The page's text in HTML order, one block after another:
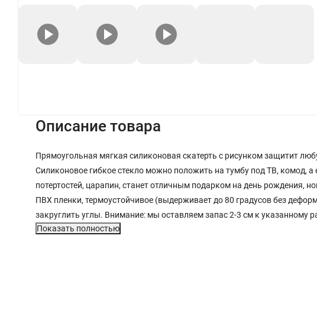
Описание товара
Прямоугольная мягкая силиконовая скатерть с рисунком защитит
Силиконовое гибкое стекло можно положить на тумбу под ТВ, комод,
потертостей, царапин, станет отличным подарком на день рождения,
ПВХ пленки, термоустойчивое (выдерживает до 80 градусов без
закруглить углы. Внимание: мы оставляем запас 2-3 см к указанному
Показать полностью